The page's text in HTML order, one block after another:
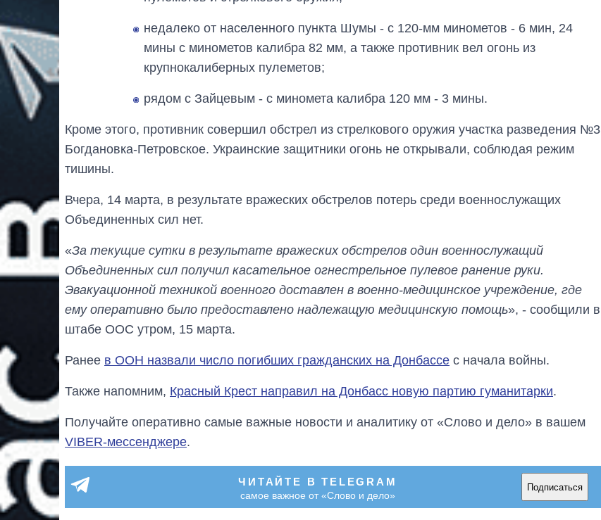
недалеко от населенного пункта Шумы - с 120-мм минометов - 6 мин, 24
мины с минометов калибра 82 мм, а также противник вел огонь из
крупнокалиберных пулеметов;
рядом с Зайцевым - с миномета калибра 120 мм - 3 мины.
Кроме этого, противник совершил обстрел из стрелкового оружия участка разведения №3
Богдановка-Петровское. Украинские защитники огонь не открывали, соблюдая режим
тишины.
Вчера, 14 марта, в результате вражеских обстрелов потерь среди военнослужащих
Объединенных сил нет.
«За текущие сутки в результате вражеских обстрелов один военнослужащий
Объединенных сил получил касательное огнестрельное пулевое ранение руки.
Эвакуационной техникой военного доставлен в военно-медицинское учреждение, где
ему оперативно было предоставлено надлежащую медицинскую помощь», - сообщили в
штабе ООС утром, 15 марта.
Ранее в ООН назвали число погибших гражданских на Донбассе с начала войны.
Также напомним, Красный Крест направил на Донбасс новую партию гуманитарки.
Получайте оперативно самые важные новости и аналитику от «Слово и дело» в вашем
VIBER-мессенджере.
ЧИТАЙТЕ В TELEGRAM
самое важное от «Слово и дело»
Подписаться